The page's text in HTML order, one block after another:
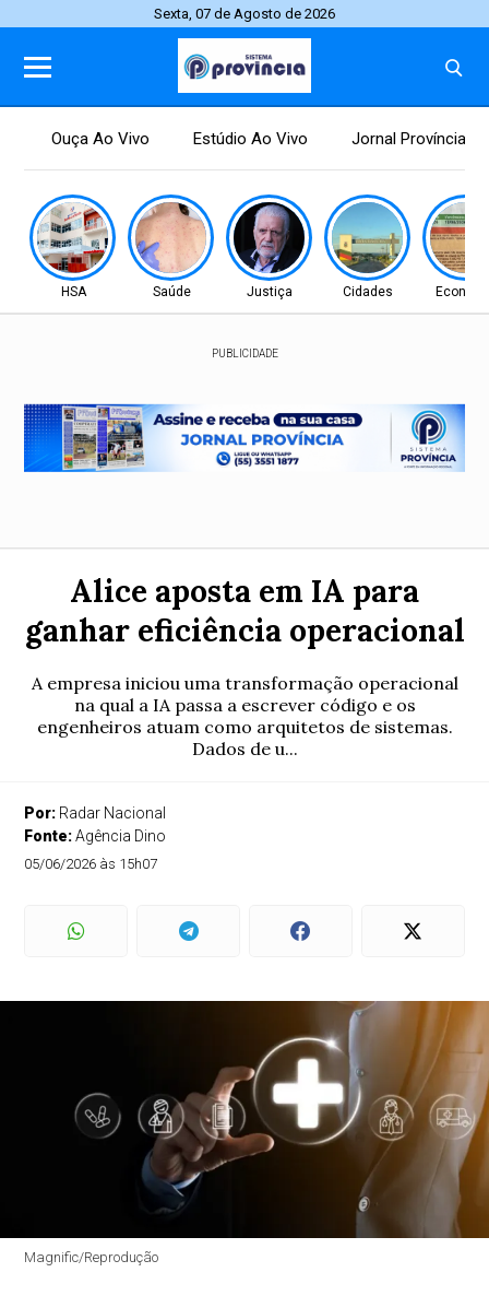
Sexta, 07 de Agosto de 2026
Ouça Ao Vivo Estúdio Ao Vivo Jornal Província
HSA Saúde Justiça Cidades
PUBLICIDADE
Alice aposta em IA para
ganhar eficiência operacional
A empresa iniciou uma transformação operacional
na qual a IA passa a escrever código e os
engenheiros atuam como arquitetos de sistemas.
Dados de u...
Por: Radar Nacional
Fonte:Agência Dino
05/06/2026 às 15h07
Magnific/Reprodução